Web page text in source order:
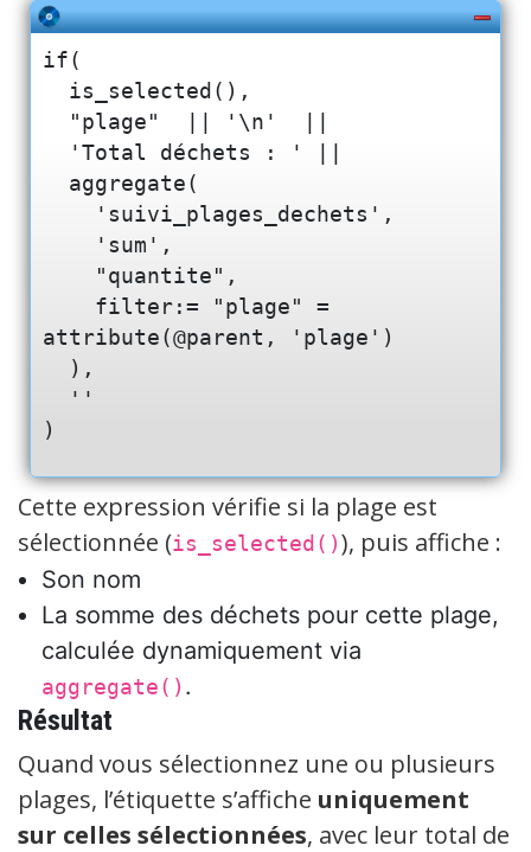
if(
attribute(@parent, 'plage')
Cette expression vérifie si la plage est
sélectionnée (is_selected() ), puis affiche :
Son nom
La somme des déchets pour cette plage,
calculée dynamiquement via
aggregate() .
Résultat
Quand vous sélectionnez une ou plusieurs
plages, l’étiquette s’affiche uniquement
sur celles sélectionnées, avec leur total de